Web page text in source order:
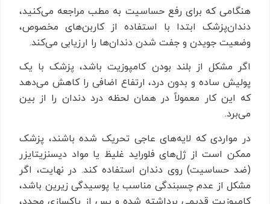
هنگامی که برای رفع حساسیت به مطب مراجعه می‌کنید،
دندان‌پزشک ابتدا با استفاده از کاربن‌های مخصوص،
وضعیت جویدن و جفت شدن دندان‌ها را ارزیابی می‌کند.
اگر مشکل از بلند بودن کامپوزیت باشد، پزشک با یک
پولیش ساده و بدون درد، ارتفاع اضافی را کاهش می‌دهد
که این کار معمولاً در همان لحظه درد دندان را از بین
می‌برد.
در مواردی که لایه‌های عاجی تحریک شده باشند، پزشک
ممکن است از ژل‌های فلوراید غلیظ یا مواد دیسنزیتایزر
(ضد حساسیت) روی دندان استفاده کند. در نهایت، اگر
مشکل از عدم چسبندگی مناسب یا پوسیدگی زیرین باشد،